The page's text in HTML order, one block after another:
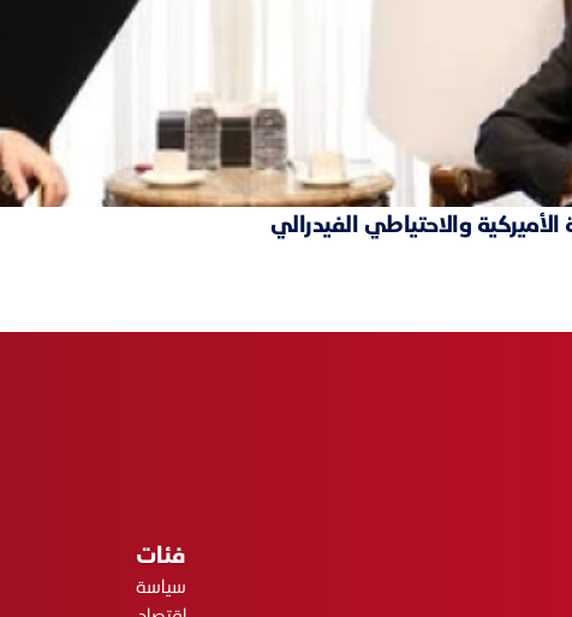
والاحتياطي الفيدرالي
فئات
سياسة